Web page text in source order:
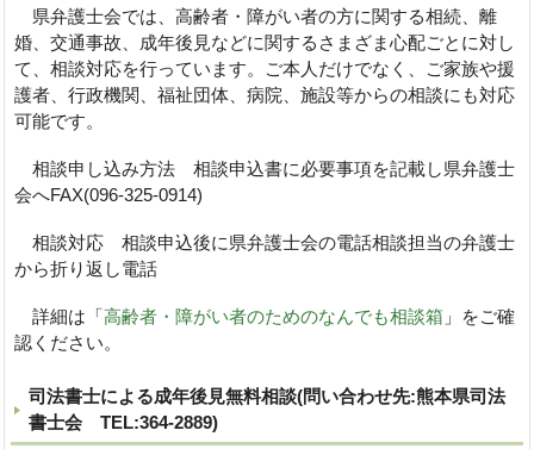
県弁護士会では、高齢者・障がい者の方に関する相続、離
婚、交通事故、成年後見などに関するさまざま心配ごとに対し
て、相談対応を行っています。ご本人だけでなく、ご家族や援
護者、行政機関、福祉団体、病院、施設等からの相談にも対応
可能です。
相談申し込み方法 相談申込書に必要事項を記載し県弁護士
会へFAX(096-325-0914)
相談対応 相談申込後に県弁護士会の電話相談担当の弁護士
から折り返し電話
詳細は「高齢者・障がい者のためのなんでも相談箱 」をご確
認ください。
司法書士による成年後見無料相談(問い合わせ先:熊本県司法
書士会 TEL:364-2889)